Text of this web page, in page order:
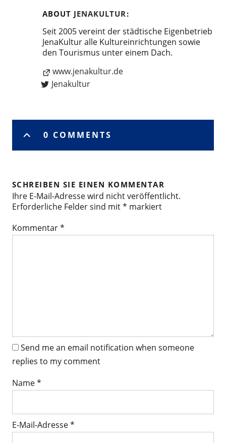
ABOUT JENAKULTUR
Seit 2005 vereint der städtische Eigenbetrieb
JenaKultur alle Kultureinrichtungen sowie
den Tourismus unter einem Dach.
www.jenakultur.de
Jenakultur
0 COMMENTS
SCHREIBEN SIE EINEN KOMMENTAR
Ihre E-Mail-Adresse wird nicht veröffentlicht.
Erforderliche Felder sind mit* markiert
Kommentar*
Send me an email notification when someone
replies to my comment
Name*
E-Mail-Adresse*